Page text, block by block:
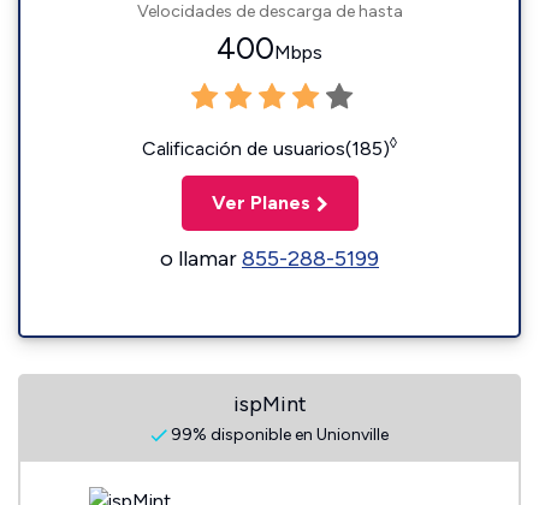
Velocidades de descarga de hasta
400Mbps
Calificación de usuarios(185)◊
Ver Planes
o llamar855-288-5199
ispMint
99% disponible en Unionville